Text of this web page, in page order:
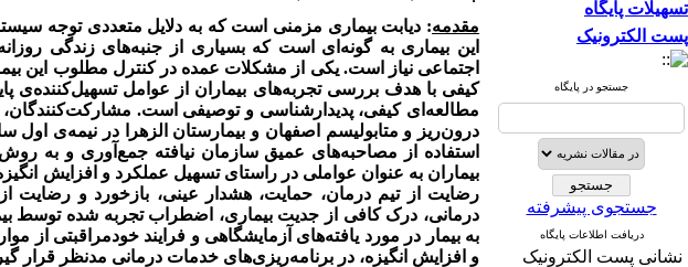
تسهیلات پایگاه
پست الکترونیک
جستجو در پایگاه
جستجوی پیشرفته
دریافت اطلاعات پایگاه
نشانی پست الکترونیک
مقدمه: دیابت بیماری مزمنی است که به دلایل متعددی توجه
این بیماری به گونه‌ای است که بسیاری از جنبه‌‌های زندگی
اجتماعی نیاز است. یکی از مشکلات عمده در کنترل مطلوب این
کیفی با هدف بررسی تجربه‌های بیماران از عوامل تسهیل‌کننده‌ی
استفاده از مصاحبه‌‌های عمیق سازمان نیافته جمع‌آوری و به
بیماران به عنوان عواملی در راستای تسهیل عملکرد و افزایش
رضایت از تیم درمان، حمایت، هشدار عینی، بازخورد و رضایت
درمانی، درک کافی از جدیت بیماری، اضطراب تجربه شده توسط
به بیمار در مورد یافته‌های آزمایشگاهی و فرایند خودمراقبتی از
و افزایش انگیزه، در برنامه‌ریزی‌های خدمات درمانی مدنظر قرار